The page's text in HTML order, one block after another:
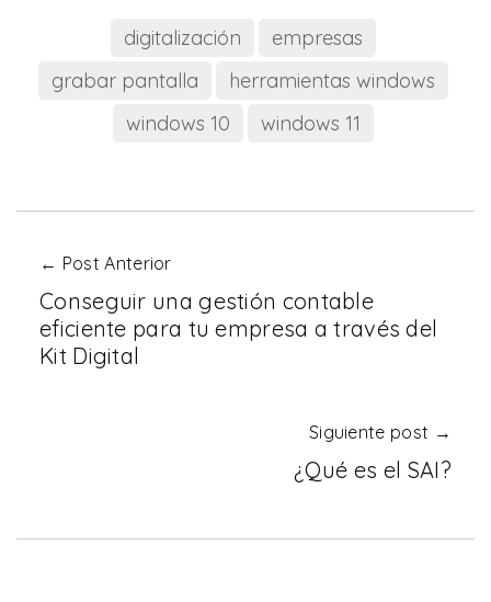
digitalización
empresas
grabar pantalla
herramientas windows
windows 10
windows 11
← Post Anterior
Conseguir una gestión contable
eficiente para tu empresa a través del
Kit Digital
Siguiente post →
¿Qué es el SAI?